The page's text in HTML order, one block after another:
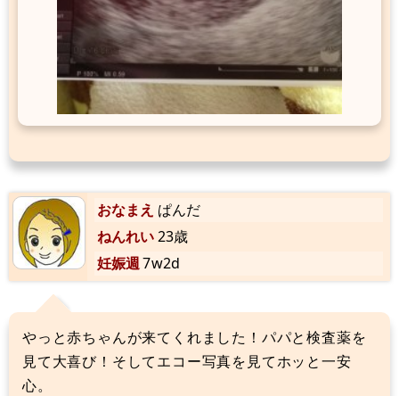
おなまえ ぱんだ
ねんれい23歳
妊娠週7w2d
やっと赤ちゃんが来てくれました！パパと検査薬を
見て大喜び！そしてエコー写真を見てホッと一安
心。